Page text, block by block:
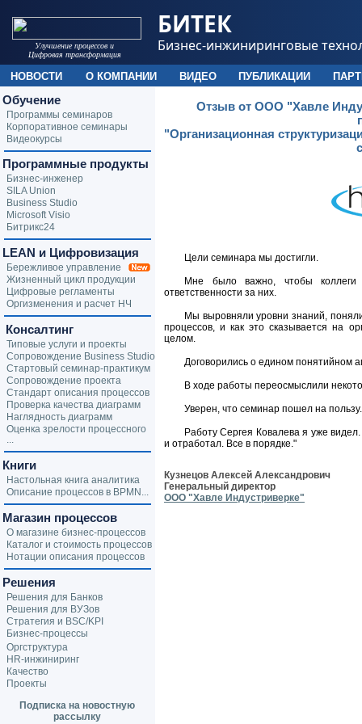
Отзыв от ООО "Хавле
"Организационная
Цели семинара мы достигли.
Мне было важно, чтобы коллеги
ответственности за них.
Мы выровняли уровни знаний,
процессов, и как это сказывается на
целом.
Договорились о едином понятийном
В ходе работы переосмыслили
Уверен, что семинар пошел на пользу.
Работу Сергея Ковалева я уже
и отработал. Все в порядке."
Кузнецов Алексей Александрович
Генеральный директор
ООО "Хавле Индустриверке"
Обучение
Программы семинаров
Корпоративное семинары
Видеокурсы
Программные продукты
Бизнес-инженер
SILA Union
Business Studio
Microsoft Visio
Битрикс24
LEAN и Цифровизация
Бережливое управление
Жизненный цикл продукции
Цифровые регламенты
Оргизменения и расчет НЧ
Консалтинг
Типовые услуги и проекты
Сопровождение Business Studio
Стартовый семинар-практикум
Сопровождение проекта
Стандарт описания процессов
Проверка качества диаграмм
Наглядность диаграмм
Оценка зрелости процессного
...
Книги
Настольная книга аналитика
Описание процессов в BPMN...
Магазин процессов
О магазине бизнес-процессов
Каталог и стоимость процессов
Нотации описания процессов
Решения
Решения для Банков
Решения для ВУЗов
Стратегия и BSC/KPI
Бизнес-процессы
Оргструктура
HR-инжиниринг
Качество
Проекты
Подписка на новостную
рассылку
Улучшение процессов и
Цифровая трансформация
БИТЕК
Бизнес-инжиниринговые
НОВОСТИ О КОМПАНИИ ВИДЕО ПУБЛИКАЦИИ